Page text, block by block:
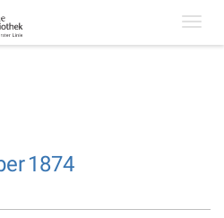
1874